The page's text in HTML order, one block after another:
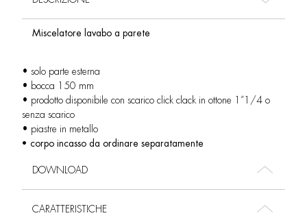
Miscelatore lavabo a parete
• solo parte esterna
• bocca 150 mm
• prodotto disponibile con scarico click clack in ottone 1”1/4 o
senza scarico
• piastre in metallo
• corpo incasso da ordinare separatamente
DOWNLOAD
CARATTERISTICHE